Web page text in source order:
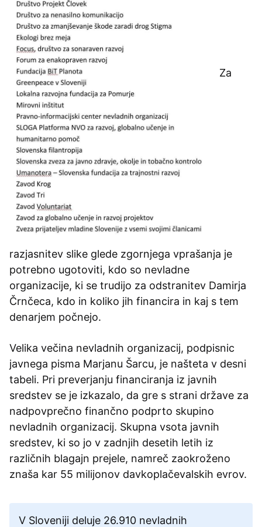
Za
razjasnitev slike glede zgornjega vprašanja je
potrebno ugotoviti, kdo so nevladne
organizacije, ki se trudijo za odstranitev Damirja
Črnčeca, kdo in koliko jih financira in kaj s tem
denarjem počnejo.
Velika večina nevladnih organizacij, podpisnic
javnega pisma Marjanu Šarcu, je našteta v desni
tabeli. Pri preverjanju financiranja iz javnih
sredstev se je izkazalo, da gre s strani države za
nadpovprečno finančno podprto skupino
nevladnih organizacij. Skupna vsota javnih
sredstev, ki so jo v zadnjih desetih letih iz
različnih blagajn prejele, namreč zaokroženo
znaša kar 55 milijonov davkoplačevalskih evrov.
V Sloveniji deluje 26.910 nevladnih